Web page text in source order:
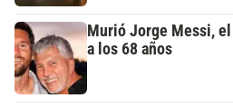
Murió Jorge Messi,
a los 68 años